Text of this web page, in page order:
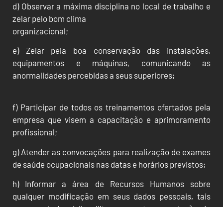
d) Observar a máxima disciplina no local de trabalho e
zelar pelo bom clima
organizacional;
e) Zelar pela boa conservação das instalações,
equipamentos e máquinas, comunicando as
anormalidades percebidas a seus superiores;
f) Participar de todos os treinamentos ofertados pela
empresa que visem a capacitação e aprimoramento
profissional;
g) Atender as convocações para realização de exames
de saúde ocupacionais nas datas e horários previstos;
h) Informar a área de Recursos Humanos sobre
qualquer modificação em seus dados pessoais, tais